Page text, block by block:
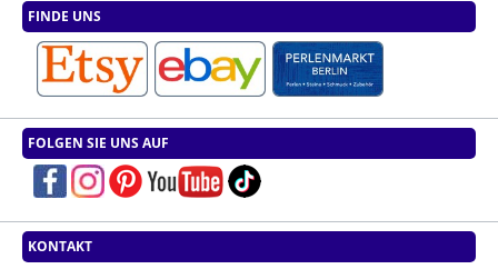
FINDE UNS
FOLGEN SIE UNS AUF
KONTAKT